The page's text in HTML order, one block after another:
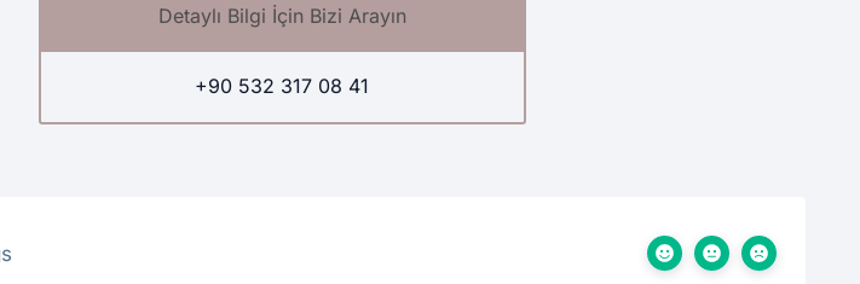
Detaylı Bilgi İçin Bizi Arayın
+90 532 317 08 41